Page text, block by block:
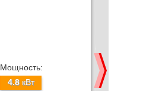
Мощность:
4.8кВт